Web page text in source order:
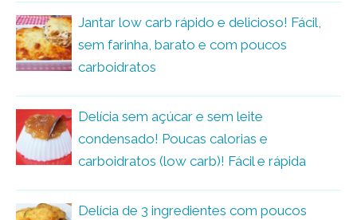
Jantar low carb rápido e delicioso! Fácil,
sem farinha, barato e com poucos
carboidratos
Delícia sem açúcar e sem leite
condensado! Poucas calorias e
carboidratos (low carb)! Fácil e rápida
Delícia de 3 ingredientes com poucos